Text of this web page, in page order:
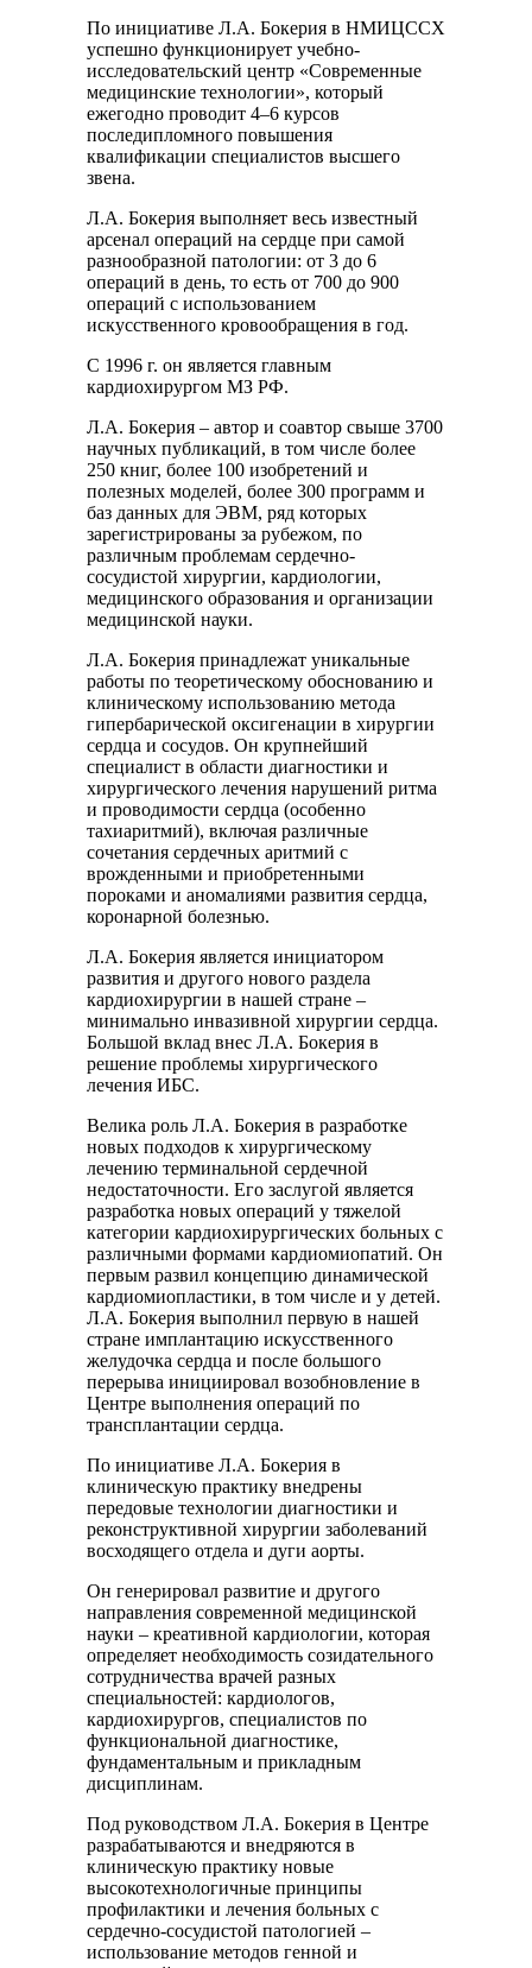
По инициативе Л.А. Бокерия в НМИЦССХ
успешно функционирует учебно-
исследовательский центр «Современные
медицинские технологии», который
ежегодно проводит 4–6 курсов
последипломного повышения
квалификации специалистов высшего
звена.
Л.А. Бокерия выполняет весь известный
арсенал операций на сердце при самой
разнообразной патологии: от 3 до 6
операций в день, то есть от 700 до 900
операций с использованием
искусственного кровообращения в год.
С 1996 г. он является главным
кардиохирургом МЗ РФ.
Л.А. Бокерия – автор и соавтор свыше 3700
научных публикаций, в том числе более
250 книг, более 100 изобретений и
полезных моделей, более 300 программ и
баз данных для ЭВМ, ряд которых
зарегистрированы за рубежом, по
различным проблемам сердечно-
сосудистой хирургии, кардиологии,
медицинского образования и организации
медицинской науки.
Л.А. Бокерия принадлежат уникальные
работы по теоретическому обоснованию и
клиническому использованию метода
гипербарической оксигенации в хирургии
сердца и сосудов. Он крупнейший
специалист в области диагностики и
хирургического лечения нарушений ритма
и проводимости сердца (особенно
тахиаритмий), включая различные
сочетания сердечных аритмий с
врожденными и приобретенными
пороками и аномалиями развития сердца,
коронарной болезнью.
Л.А. Бокерия является инициатором
развития и другого нового раздела
кардиохирургии в нашей стране –
минимально инвазивной хирургии сердца.
Большой вклад внес Л.А. Бокерия в
решение проблемы хирургического
лечения ИБС.
Велика роль Л.А. Бокерия в разработке
новых подходов к хирургическому
лечению терминальной сердечной
недостаточности. Его заслугой является
разработка новых операций у тяжелой
категории кардиохирургических больных с
различными формами кардиомиопатий. Он
первым развил концепцию динамической
кардиомиопластики, в том числе и у детей.
Л.А. Бокерия выполнил первую в нашей
стране имплантацию искусственного
желудочка сердца и после большого
перерыва инициировал возобновление в
Центре выполнения операций по
трансплантации сердца.
По инициативе Л.А. Бокерия в
клиническую практику внедрены
передовые технологии диагностики и
реконструктивной хирургии заболеваний
восходящего отдела и дуги аорты.
Он генерировал развитие и другого
направления современной медицинской
науки – креативной кардиологии, которая
определяет необходимость созидательного
сотрудничества врачей разных
специальностей: кардиологов,
кардиохирургов, специалистов по
функциональной диагностике,
фундаментальным и прикладным
дисциплинам.
Под руководством Л.А. Бокерия в Центре
разрабатываются и внедряются в
клиническую практику новые
высокотехнологичные принципы
профилактики и лечения больных с
сердечно-сосудистой патологией –
использование методов генной и